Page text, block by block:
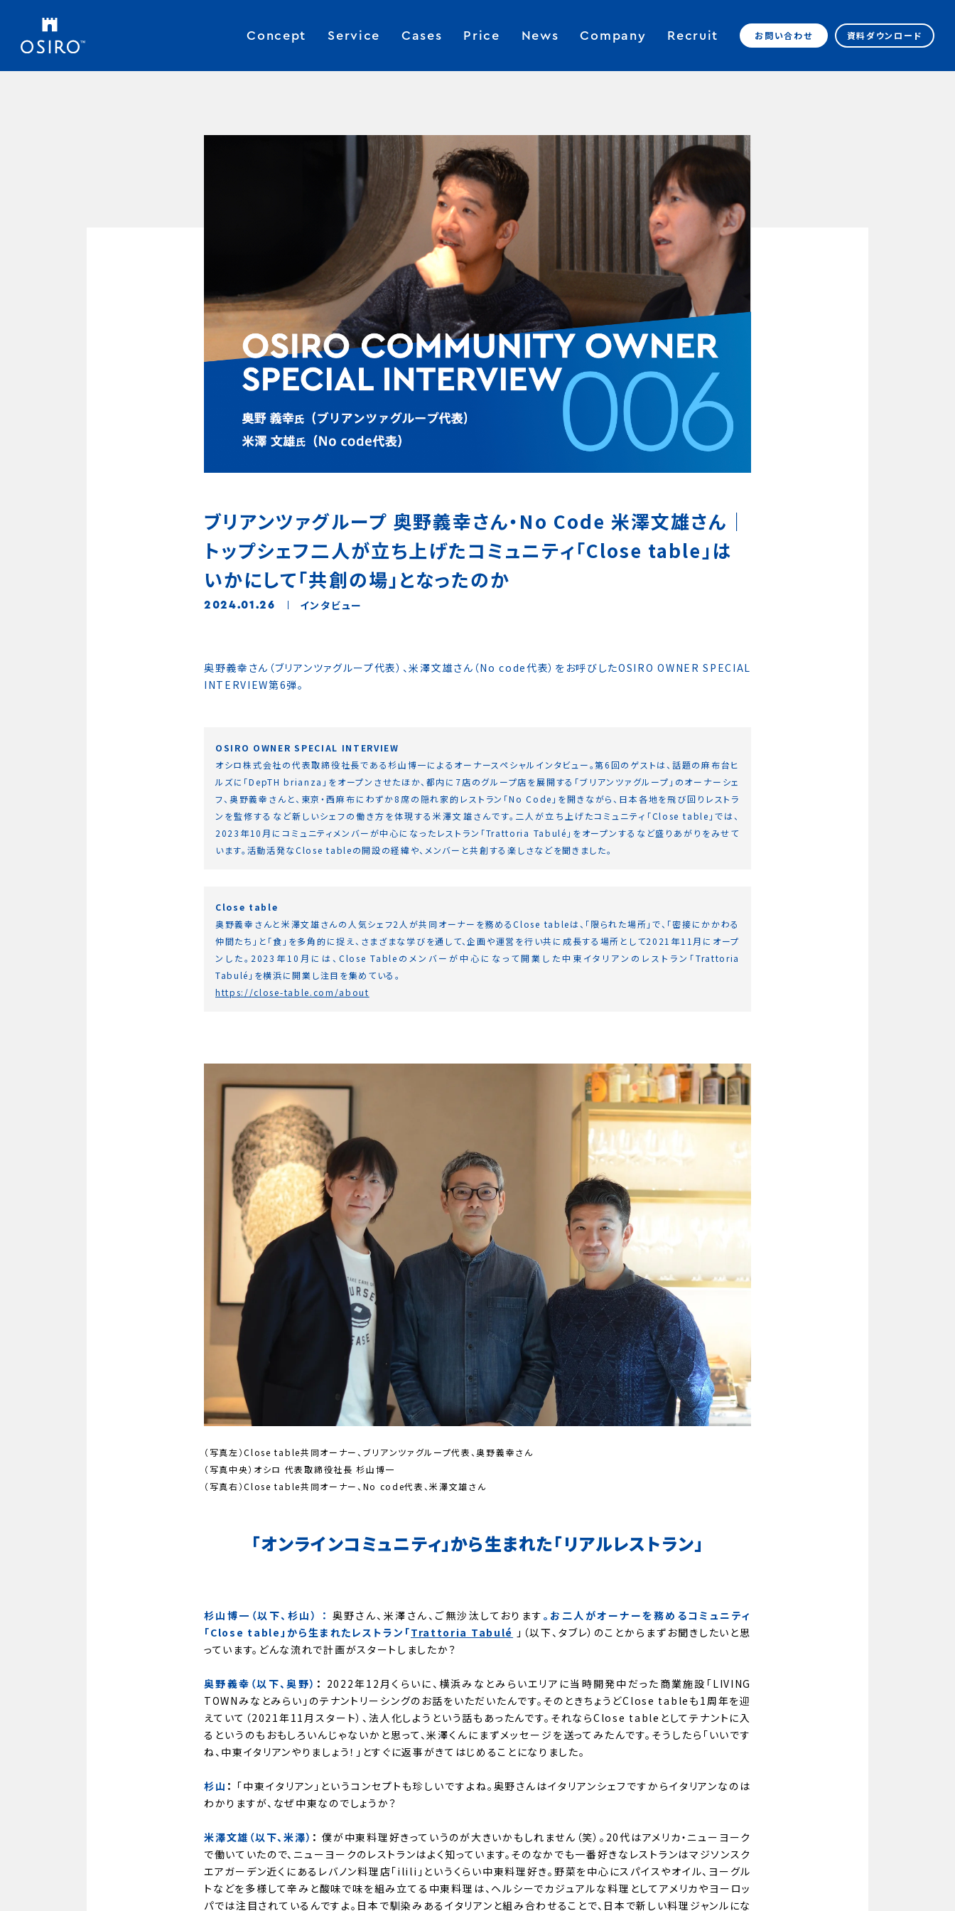
Concept Service Cases Price News Company Recruit お問い合わせ 資料ダウンロード
ブリアンツァグループ 奥野義幸さん・No Code 米澤文雄さん｜
トップシェフ二人が立ち上げたコミュニティ「Close table」は
いかにして「共創の場」となったのか
2024.01.26 インタビュー
奥野義幸さん（ブリアンツァグループ代表）、米澤文雄さん（No code代表）をお呼びしたOSIRO OWNER SPECIAL
INTERVIEW第6弾。
OSIRO OWNER SPECIAL INTERVIEW
オシロ株式会社の代表取締役社長である杉山博一によるオーナースペシャルインタビュー。第6回のゲストは、話題の麻布台ヒ
ルズに「DepTH brianza」をオープンさせたほか、都内に7店のグループ店を展開する「ブリアンツァグループ」のオーナーシェ
フ、奥野義幸さんと、東京・西麻布にわずか8席の隠れ家的レストラン「No Code」を開きながら、日本各地を飛び回りレストラ
ンを監修するなど新しいシェフの働き方を体現する米澤文雄さんです。二人が立ち上げたコミュニティ「Close table」では、
2023年10月にコミュニティメンバーが中心になったレストラン「Trattoria Tabulé」をオープンするなど盛りあがりをみせて
います。活動活発なClose tableの開設の経緯や、メンバーと共創する楽しさなどを聞きました。
Close table
奥野義幸さんと米澤文雄さんの人気シェフ2人が共同オーナーを務めるClose tableは、「限られた場所」で、「密接にかかわる
仲間たち」と「食」を多角的に捉え、さまざまな学びを通して、企画や運営を行い共に成長する場所として2021年11月にオープ
ンした。2023年10月には、Close Tableのメンバーが中心になって開業した中東イタリアンのレストラン「Trattoria
Tabulé」を横浜に開業し注目を集めている。
https://close-table.com/about
（写真左）Close table共同オーナー、ブリアンツァグループ代表、奥野義幸さん
（写真中央）オシロ 代表取締役社長 杉山博一
（写真右）Close table共同オーナー、No code代表、米澤文雄さん
「オンラインコミュニティ」から生まれた「リアルレストラン」
杉山博一（以下、杉山） ： 奥野さん、米澤さん、ご無沙汰しております 。お二人がオーナーを務めるコミュニティ
「Close table」から生まれたレストラン「Trattoria Tabulé 」（以下、タブレ）のことからまずお聞きしたいと思
っています。どんな流れで計画がスタートしましたか？
奥野義幸（以下、奥野） ： 2022年12月くらいに、横浜みなとみらいエリアに当時開発中だった商業施設「LIVING
TOWNみなとみらい」のテナントリーシングのお話をいただいたんです。そのときちょうどClose tableも1周年を迎
えていて（2021年11月スタート）、法人化しようという話もあったんです。それならClose tableとしてテナントに入
るというのもおもしろいんじゃないかと思って、米澤くんにまずメッセージを送ってみたんです。そうしたら「いいです
ね、中東イタリアンやりましょう！」とすぐに返事がきてはじめることになりました。
杉山 ： 「中東イタリアン」というコンセプトも珍しいですよね。奥野さんはイタリアンシェフですからイタリアンなのは
わかりますが、なぜ中東なのでしょうか？
米澤文雄（以下、米澤） ：僕が中東料理好きっていうのが大きいかもしれません（笑）。20代はアメリカ・ニューヨーク
で働いていたので、ニューヨークのレストランはよく知っています。そのなかでも一番好きなレストランはマジソンスク
エアガーデン近くにあるレバノン料理店「ilili」というくらい中東料理好き。野菜を中心にスパイスやオイル、ヨーグル
トなどを多様して辛みと酸味で味を組み立てる中東料理は、ヘルシーでカジュアルな料理としてアメリカやヨーロッ
パでは注目されているんですよ。日本で馴染みあるイタリアンと組み合わせることで、日本で新しい料理ジャンルにな